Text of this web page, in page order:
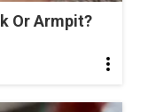
Or Armpit?